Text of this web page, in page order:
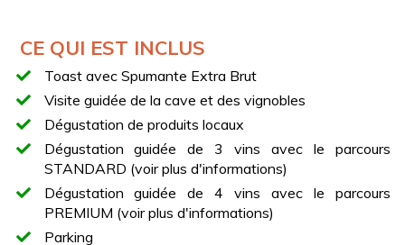
Coda di Volpe Sannio DOC
Falanghina del Sannio DOC affinée en acier
Falanghina del Sannio DOC affinée en bois
LES ROUGES DU TABURNO
Dégustation de trois vins rouges autochtones :
Piedirosso Sannio DOC ou Aglianico del Taburno
DOCG (Rosé)
CE QUI EST INCLUS
Toast avec Spumante Extra Brut
Visite guidée de la cave et des vignobles
Dégustation de produits locaux
Dégustation guidée de 3 vins avec le parcours
STANDARD (voir plus d'informations)
Dégustation guidée de 4 vins avec le parcours
PREMIUM (voir plus d'informations)
Parking